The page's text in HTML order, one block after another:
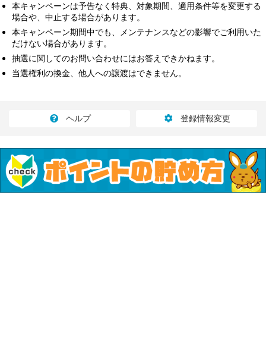
本キャンペーンは予告なく特典、対象期間、適用条件等を変更する
場合や、中止する場合があります。
本キャンペーン期間中でも、メンテナンスなどの影響でご利用いた
だけない場合があります。
抽選に関してのお問い合わせにはお答えできかねます。
当選権利の換金、他人への譲渡はできません。
ヘルプ 登録情報変更